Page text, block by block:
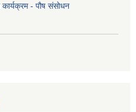
- पौष संसोधन